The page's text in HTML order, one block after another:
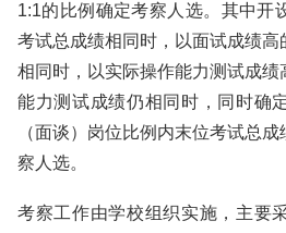
1:1的比例确定考察人选。其中开
考试总成绩相同时，以面试成绩
相同时，以实际操作能力测试成
能力测试成绩仍相同时，同时确
（面谈）岗位比例内末位考试总
察人选。
考察工作由学校组织实施，主要